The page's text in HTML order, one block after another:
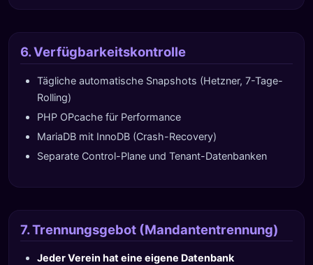
6. Verfügbarkeitskontrolle
Tägliche automatische Snapshots (Hetzner, 7-Tage-
Rolling)
PHP OPcache für Performance
MariaDB mit InnoDB (Crash-Recovery)
Separate Control-Plane und Tenant-Datenbanken
7. Trennungsgebot (Mandantentrennung)
Jeder Verein hat eine eigene Datenbank